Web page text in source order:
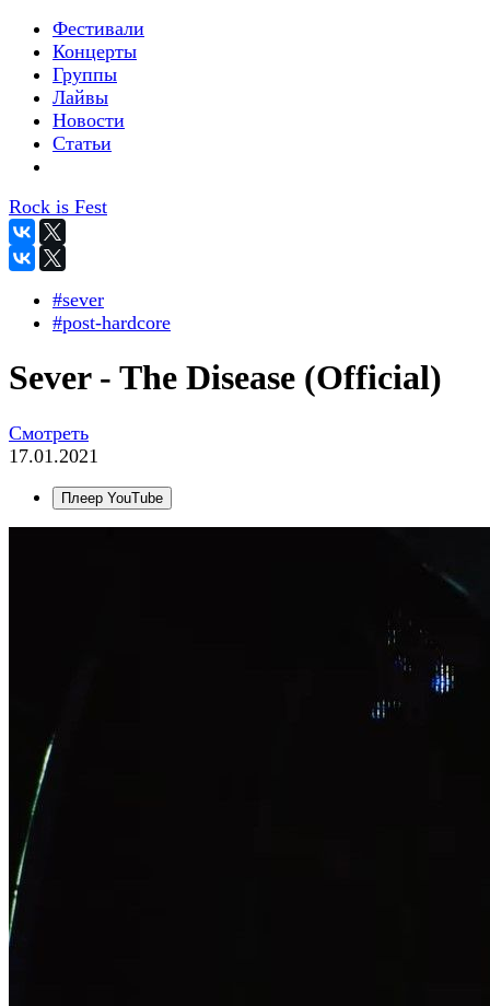
Фестивали
Концерты
Группы
Лайвы
Новости
Статьи
Rock is Fest
#sever
#post-hardcore
Sever - The Disease (Official)
Смотреть
17.01.2021
Плеер YouTube